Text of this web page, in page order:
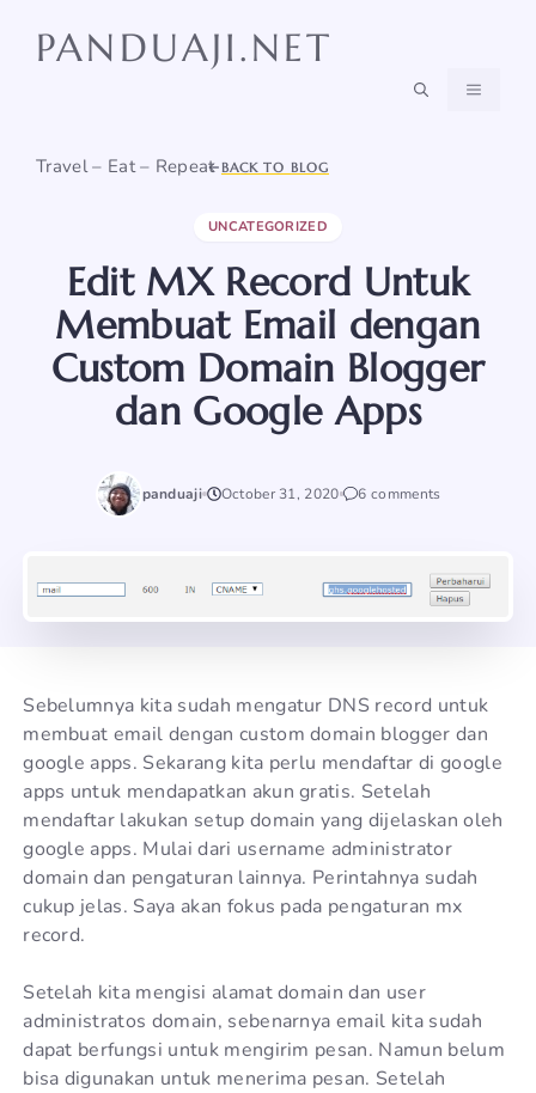
PANDUAJI.NET
Travel – Eat – Repeat
MENU
BACK TO BLOG
UNCATEGORIZED
Edit MX Record Untuk
Membuat Email dengan
Custom Domain Blogger
dan Google Apps
panduaji October 31, 2020 6 comments
Sebelumnya kita sudah mengatur DNS record untuk
membuat email dengan custom domain blogger dan
google apps. Sekarang kita perlu mendaftar di google
apps untuk mendapatkan akun gratis. Setelah
mendaftar lakukan setup domain yang dijelaskan oleh
google apps. Mulai dari username administrator
domain dan pengaturan lainnya. Perintahnya sudah
cukup jelas. Saya akan fokus pada pengaturan mx
record.
Setelah kita mengisi alamat domain dan user
administratos domain, sebenarnya email kita sudah
dapat berfungsi untuk mengirim pesan. Namun belum
bisa digunakan untuk menerima pesan. Setelah